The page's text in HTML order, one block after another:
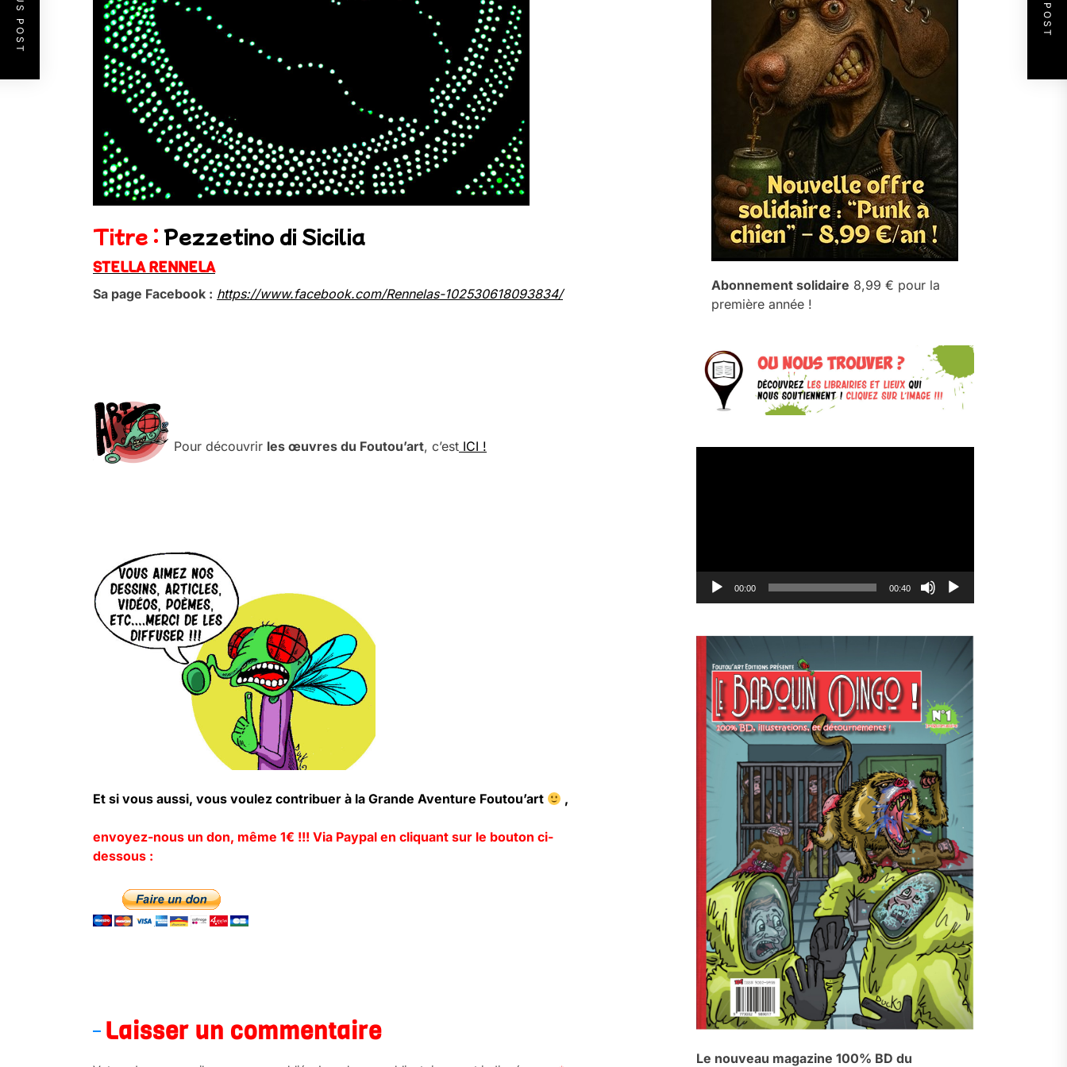
Titre : Pezzetino di Sicilia
STELLA RENNELA
Sa page Facebook : https://www.facebook.com/Rennelas-102530618093834/
Pour découvrir les œuvres du Foutou’art, c’est ICI !
Et si vous aussi, vous voulez contribuer à la Grande Aventure Foutou’art ,
envoyez-nous un don, même 1€ !!! Via Paypal en cliquant sur le bouton ci-
dessous :
Laisser un commentaire
Abonnement solidaire 8,99 € pour la
première année !
00:00 00:40
Le nouveau magazine 100% BD du